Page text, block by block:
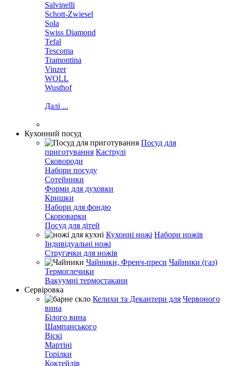
Salvinelli
Schott-Zwiesel
Sola
Swiss Diamond
Tefal
Tescoma
Tramontina
Vinzer
WOLL
Wusthof
Далі ...
Кухонний посуд
Посуд для
приготування Каструлі
Сковороди
Набори посуду
Сотейники
Форми для духовки
Кришки
Набори для фондю
Скороварки
Посуд для дітей
Кухонні ножі Набори ножів
Індивідуальні ножі
Стругачки для ножів
Чайники, Френч-преси Чайники (газ)
Термоглечики
Вакуумні термостакани
Сервіровка
Келихи та Декантери для Червоного
вина
Білого вина
Шампанського
Віскі
Мартіні
Горілки
Коктейлів